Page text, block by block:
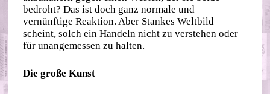
bedroht? Das ist doch ganz normale und
vernünftige Reaktion. Aber Stankes Weltbild
scheint, solch ein Handeln nicht zu verstehen oder
für unangemessen zu halten.
Die große Kunst